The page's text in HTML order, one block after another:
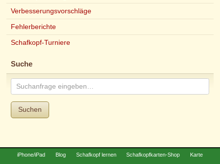
Verbesserungsvorschläge
Fehlerberichte
Schafkopf-Turniere
Suche
Suchen
iPhone/iPad Blog Schafkopf lernen Schafkopfkarten-Shop Karte